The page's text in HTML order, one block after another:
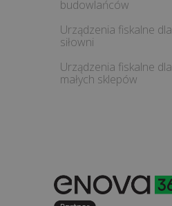
budowlańców
Urządzenia fiskalne dla
siłowni
Urządzenia fiskalne dla
małych sklepów